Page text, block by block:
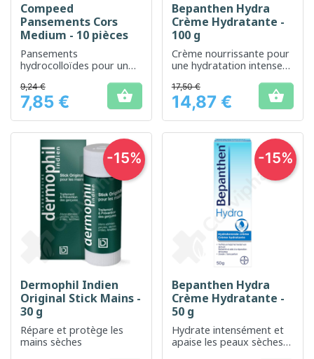
Compeed
Pansements Cors
Medium - 10 pièces
Pansements
hydrocolloïdes pour un
une protection contre les
cors
Prix
9,24 €
7,85 € 
Bepanthen Hydra
Crème Hydratante -
100 g
Crème nourrissante pour
une hydratation intense
Prix
17,50 €
14,87 € 
Dermophil Indien
Original Stick Mains -
30 g
Répare et protège les
mains sèches
-15%
Bepanthen Hydra
Crème Hydratante -
50 g
Hydrate intensément et
apaise les peaux sèches
-15%